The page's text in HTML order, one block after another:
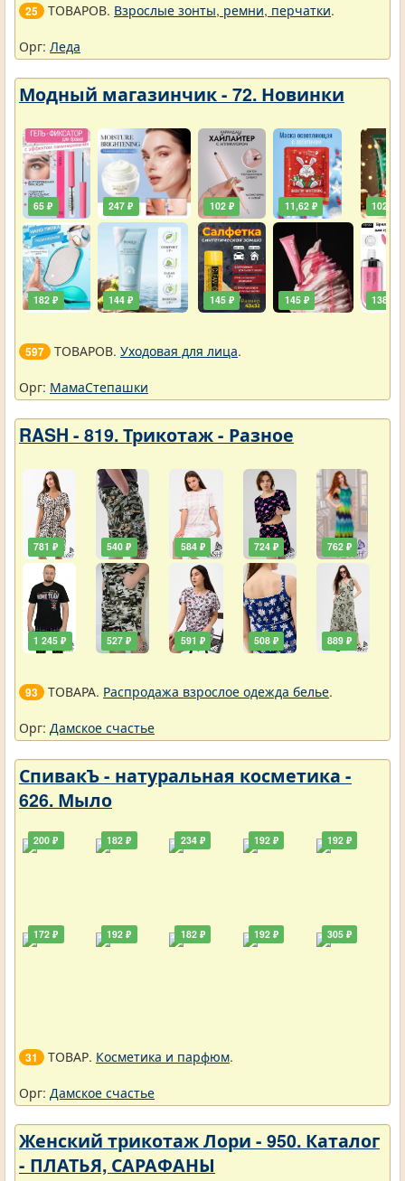
25 ТОВАРОВ. Взрослые зонты, ремни, перчатки.
Орг: Леда
Модный магазинчик - 72. Новинки
65 ₽
182 ₽
247 ₽
144 ₽
102 ₽
145 ₽
11,62 ₽
145 ₽
102 ₽
138 ₽
597 ТОВАРОВ. Уходовая для лица.
Орг: МамаСтепашки
RASH - 819. Трикотаж - Разное
781 ₽
1 245 ₽
540 ₽
527 ₽
584 ₽
591 ₽
724 ₽
508 ₽
762 ₽
889 ₽
93 ТОВАРА. Распродажа взрослое одежда белье.
Орг: Дамское счастье
СпивакЪ - натуральная косметика -
626. Мыло
200 ₽
172 ₽
182 ₽
192 ₽
234 ₽
182 ₽
192 ₽
192 ₽
192 ₽
305 ₽
31 ТОВАР. Косметика и парфюм.
Орг: Дамское счастье
Женский трикотаж Лори - 950. Каталог
- ПЛАТЬЯ, САРАФАНЫ